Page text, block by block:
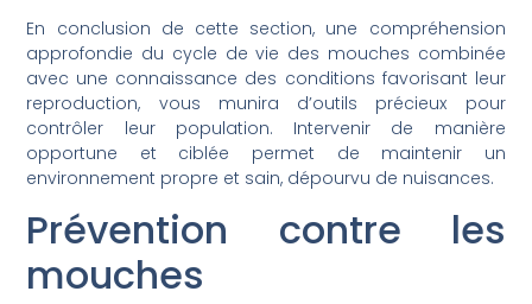
En conclusion de cette section, une compréhension
approfondie du cycle de vie des mouches combinée
avec une connaissance des conditions favorisant leur
reproduction, vous munira d’outils précieux pour
contrôler leur population. Intervenir de manière
opportune et ciblée permet de maintenir un
environnement propre et sain, dépourvu de nuisances.
Prévention contre les
mouches